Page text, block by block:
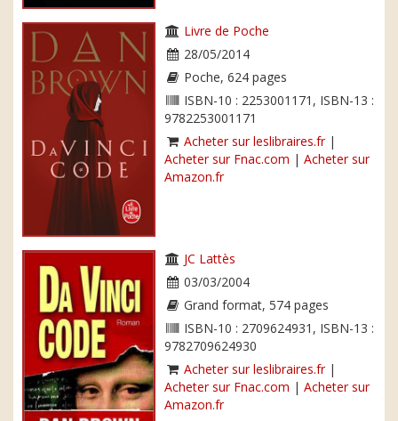
Livre de Poche
28/05/2014
Poche, 624 pages
ISBN-10 : 2253001171, ISBN-13 :
9782253001171
Acheter sur leslibraires.fr|
Acheter sur Fnac.com | Acheter sur
Amazon.fr
JC Lattès
03/03/2004
Grand format, 574 pages
ISBN-10 : 2709624931, ISBN-13 :
9782709624930
Acheter sur leslibraires.fr|
Acheter sur Fnac.com | Acheter sur
Amazon.fr